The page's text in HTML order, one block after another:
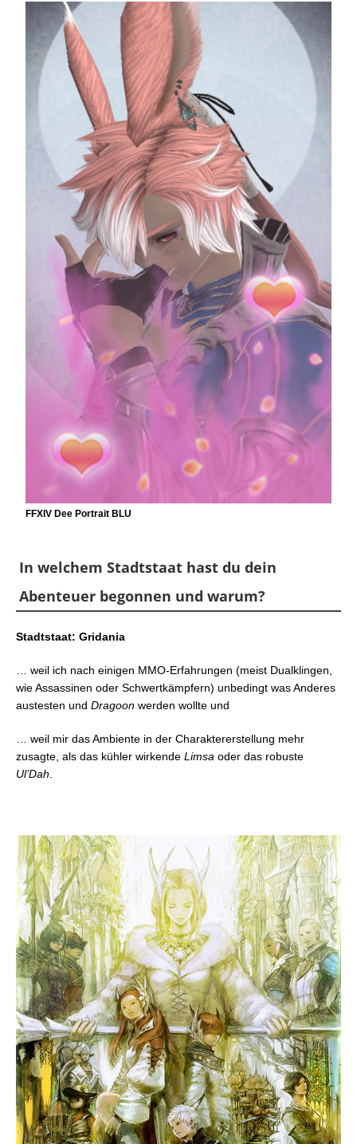
FFXIV Dee Portrait BLU
In welchem Stadtstaat hast du dein
Abenteuer begonnen und warum?
Stadtstaat: Gridania
… weil ich nach einigen MMO-Erfahrungen (meist Dualklingen,
wie Assassinen oder Schwertkämpfern) unbedingt was Anderes
austesten und Dragoon werden wollte und
… weil mir das Ambiente in der Charaktererstellung mehr
zusagte, als das kühler wirkende Limsa oder das robuste
Ul’Dah